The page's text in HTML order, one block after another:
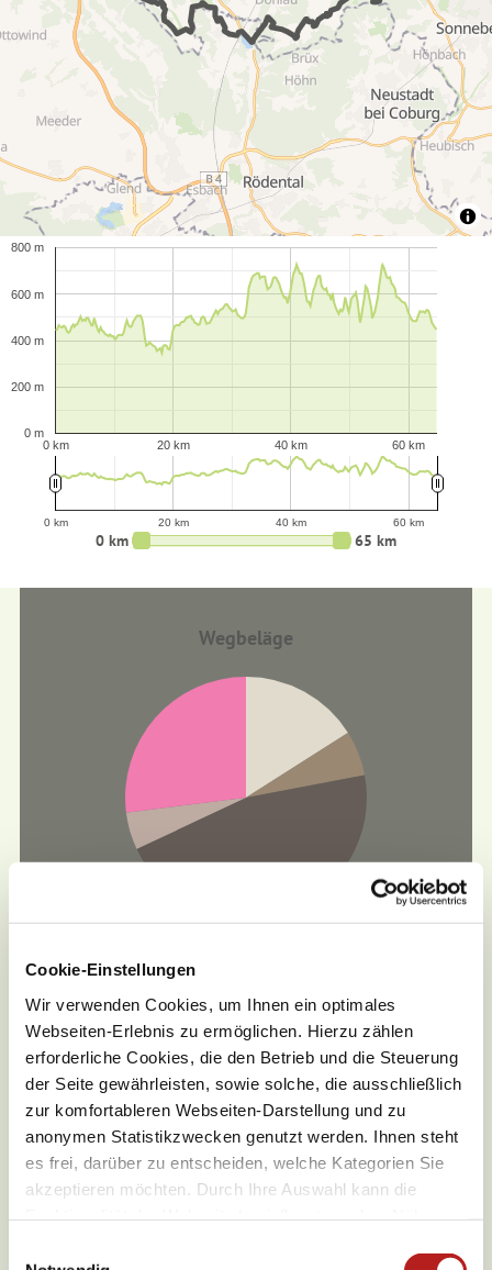
Cookie-Einstellungen
Wir verwenden Cookies, um Ihnen ein optimales
Webseiten-Erlebnis zu ermöglichen. Hierzu zählen
erforderliche Cookies, die den Betrieb und die Steuerung
der Seite gewährleisten, sowie solche, die ausschließlich
zur komfortableren Webseiten-Darstellung und zu
anonymen Statistikzwecken genutzt werden. Ihnen steht
es frei, darüber zu entscheiden, welche Kategorien Sie
akzeptieren möchten. Durch Ihre Auswahl kann die
0 km 20 km 40 km 60 km
0 m
200 m
400 m
600 m
800 m
0 km 20 km 40 km 60 km
0 km 65 km
Wegbeläge
Straße (6%)
Wanderweg (46%)
Pfad (5%)
Schotter (27%)